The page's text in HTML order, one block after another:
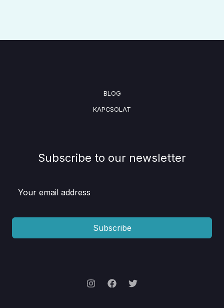
BLOG
KAPCSOLAT
Subscribe to our newsletter
Subscribe